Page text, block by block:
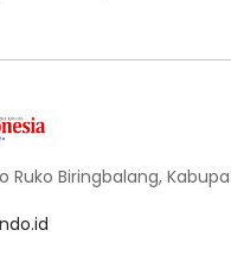
Ruko Biringbalang,